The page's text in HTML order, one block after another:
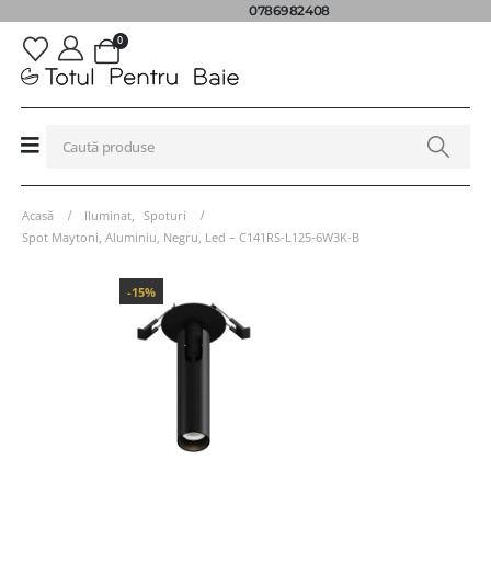
0786982408
0
Acasă Iluminat
Spoturi
Spot Maytoni, Aluminiu, Negru, Led – C141RS-L125-6W3K-B
-15%